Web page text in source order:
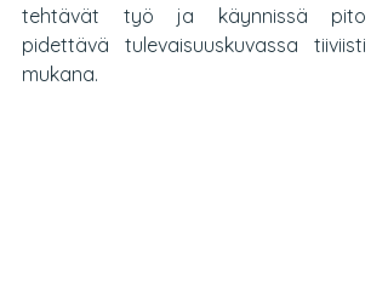
tehtävät työ ja käynnissä pito
pidettävä tulevaisuuskuvassa tiiviisti
mukana.